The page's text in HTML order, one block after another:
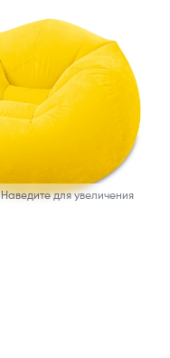
Наведите для увеличения